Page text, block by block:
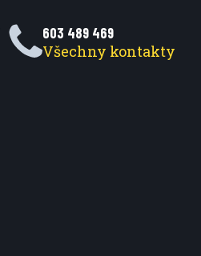
603 489 469
Všechny kontakty